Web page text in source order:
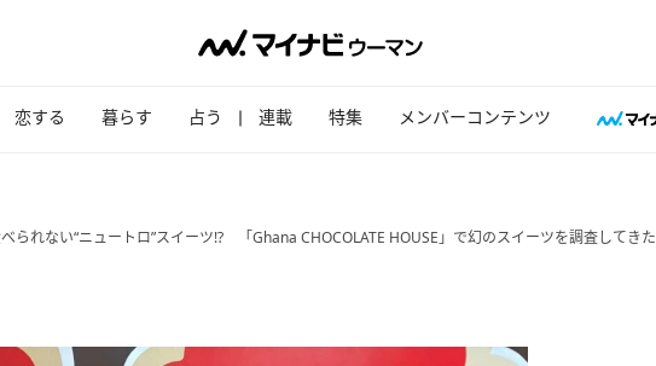
恋する 暮らす 占う 連載 特集 メンバーコンテンツ
られない“ニュートロ”スイーツ!? 「Ghana CHOCOLATE HOUSE」で幻のスイーツを調査してきた